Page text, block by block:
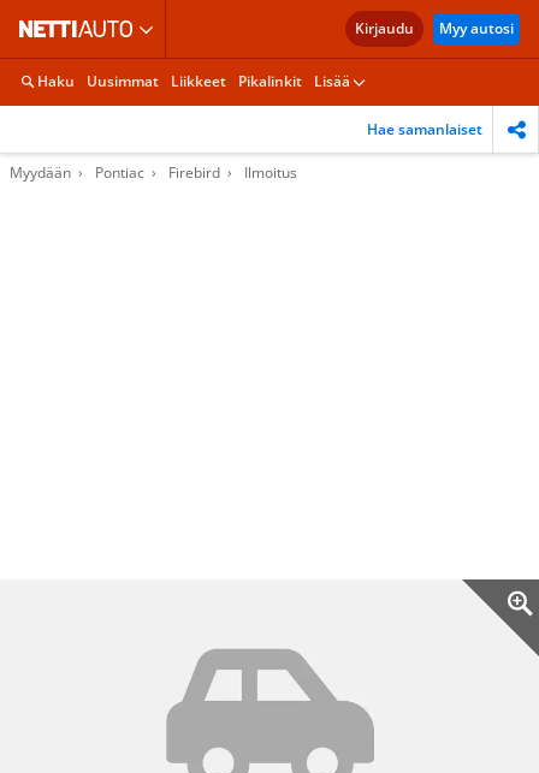
Kirjaudu Myy autosi
Haku Uusimmat Liikkeet Pikalinkit Lisää
Hae samanlaiset
Myydään Pontiac Firebird Ilmoitus